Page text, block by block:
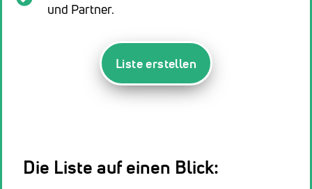
und Partner.
Liste erstellen
Die Liste auf einen Blick: